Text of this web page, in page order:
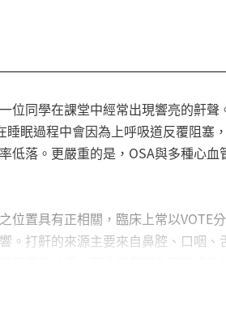
位同學在課堂中經常出現響亮的鼾
眠過程中會因為上呼吸道反覆阻塞
低落。更嚴重的是，OSA與多種心
位置具有正相關，臨床上常以VOTE
。打鼾的來源主要來自鼻腔、口咽
音調的差異，因此我們認為可透過分